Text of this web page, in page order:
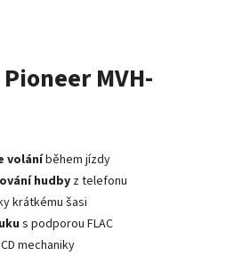
MVH-
voláníběhem jízdy
hudby z telefonu
krátkému šasi
s podporou FLAC
mechaniky